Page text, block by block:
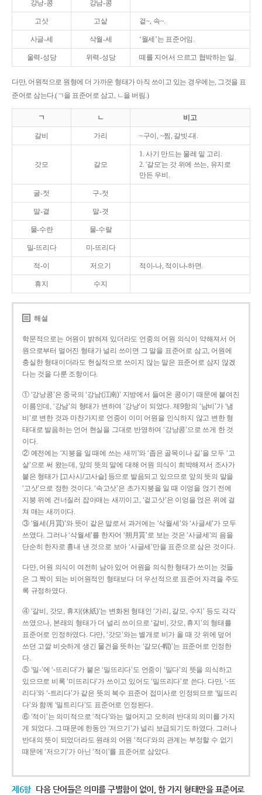
강낭-콩 강남-콩
고삿 고샅 겉~, 속~.
사글-세 삭월-세 ‘월세’는 표준어임.
울력-성당 위력-성당 떼를 지어서 으르고 협박하는 일.
다만, 어원적으로 원형에 더 가까운 형태가 아직 쓰이고 있는 경우에는, 그것을 표
준어로 삼는다.(ㄱ을 표준어로 삼고, ㄴ을 버림.)
ㄱ ㄴ 비고
갈비 가리 ~구이, ~찜, 갈빗-대.
갓모 갈모
1. 사기 만드는 물레 밑 고리.
2. '갈모'는 갓 위에 쓰는, 유지로
만든 우비.
굴-젓 구-젓
말-곁 말-겻
물-수란 물-수랄
밀-뜨리다 미-뜨리다
적-이 저으기 적이-나, 적이나-하면.
휴지 수지
해설
학문적으로는 어원이 밝혀져 있더라도 언중의 어원 의식이 약해져서 어
원으로부터 멀어진 형태가 널리 쓰이면 그 말을 표준어로 삼고, 어원에
충실한 형태이더라도 현실적으로 쓰이지 않는 말은 표준어로 삼지 않겠
다는 것을 다룬 조항이다.
① ‘강낭콩’은 중국의 ‘강남(江南)’ 지방에서 들여온 콩이기 때문에 붙여진
이름인데, ‘강남’의 형태가 변하여 ‘강낭’이 되었다. 제9항의 ‘남비’가 ‘냄
비’로 변한 것과 마찬가지로 언중이 이미 어원을 인식하지 않고 변한 형
태대로 발음하는 언어 현실을 그대로 반영하여 ‘강낭콩’으로 쓰게 한 것
이다.
② 예전에는 ‘지붕을 일 때에 쓰는 새끼’와 ‘좁은 골목이나 길’을 모두 ‘고
샅’으로 써 왔는데, 앞의 뜻의 말에 대해 어원 의식이 희박해져서 조사가
붙은 형태가 [고사시/고사슬] 등으로 발음되고 있으므로 앞의 뜻의 말을
‘고삿’으로 정한 것이다. ‘속고삿’은 초가지붕을 일 때 이엉을 얹기 전에
지붕 위에 건너질러 잡아매는 새끼이고, ‘겉고삿’은 이엉을 얹은 위에 걸
쳐 매는 새끼이다.
③ ‘월세(月貰)’와 뜻이 같은 말로서 과거에는 ‘삭월세’와 ‘사글세’가 모두
쓰였다. 그러나 ‘삭월세’를 한자어 ‘朔月貰’로 보는 것은 ‘사글세’의 음을
단순히 한자로 흉내 낸 것으로 보아 ‘사글세’만을 표준으로 삼은 것이다.
다만, 어원 의식이 여전히 남아 있어 어원을 의식한 형태가 쓰이는 것들
은 그 짝이 되는 비어원적인 형태보다 더 우선적으로 표준어 자격을 주도
록 규정하였다.
④ ‘갈비, 갓모, 휴지(休紙)’는 변화된 형태인 ‘가리, 갈모, 수지’ 등도 각각
쓰였으나, 본래의 형태가 더 널리 쓰이므로 ‘갈비, 갓모, 휴지’의 형태를
표준어로 인정하였다. 다만, ‘갓모’와는 별개로 비가 올 때 갓 위에 덮어
쓰던 고깔 비슷하게 생긴 물건을 뜻하는 ‘갈모(-帽)’는 표준어로 인정한
다.
⑤ ‘밀-’에 ‘-뜨리다’가 붙은 ‘밀뜨리다’도 언중이 ‘밀다’의 뜻을 의식하고
있으므로 비록 ‘미뜨리다’가 쓰이고 있어도 ‘밀뜨리다’로 쓴다. 다만, ‘-뜨
리다’와 ‘-트리다’가 같은 뜻의 복수 표준어 접미사로 인정되므로 ‘밀뜨리
다’와 함께 ‘밀트리다’도 표준어로 인정된다.
⑥ ‘적이’는 의미적으로 ‘적다’와는 멀어지고 오히려 반대의 의미를 가지
게 되었다. 그 때문에 한동안 ‘저으기’가 널리 보급되기도 하였다. 그러나
반대의 뜻이 되었더라도 원래의 어원 ‘적다’와의 관계는 부정할 수 없기
때문에 ‘저으기’가 아닌 ‘적이’를 표준어로 삼았다.
제6항 다음 단어들은 의미를 구별함이 없이, 한 가지 형태만을 표준어로